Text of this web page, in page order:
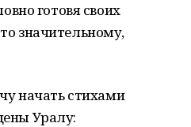
готовя своих
значительному,
начать стихами
Уралу: